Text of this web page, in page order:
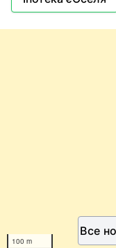
100 m
Все